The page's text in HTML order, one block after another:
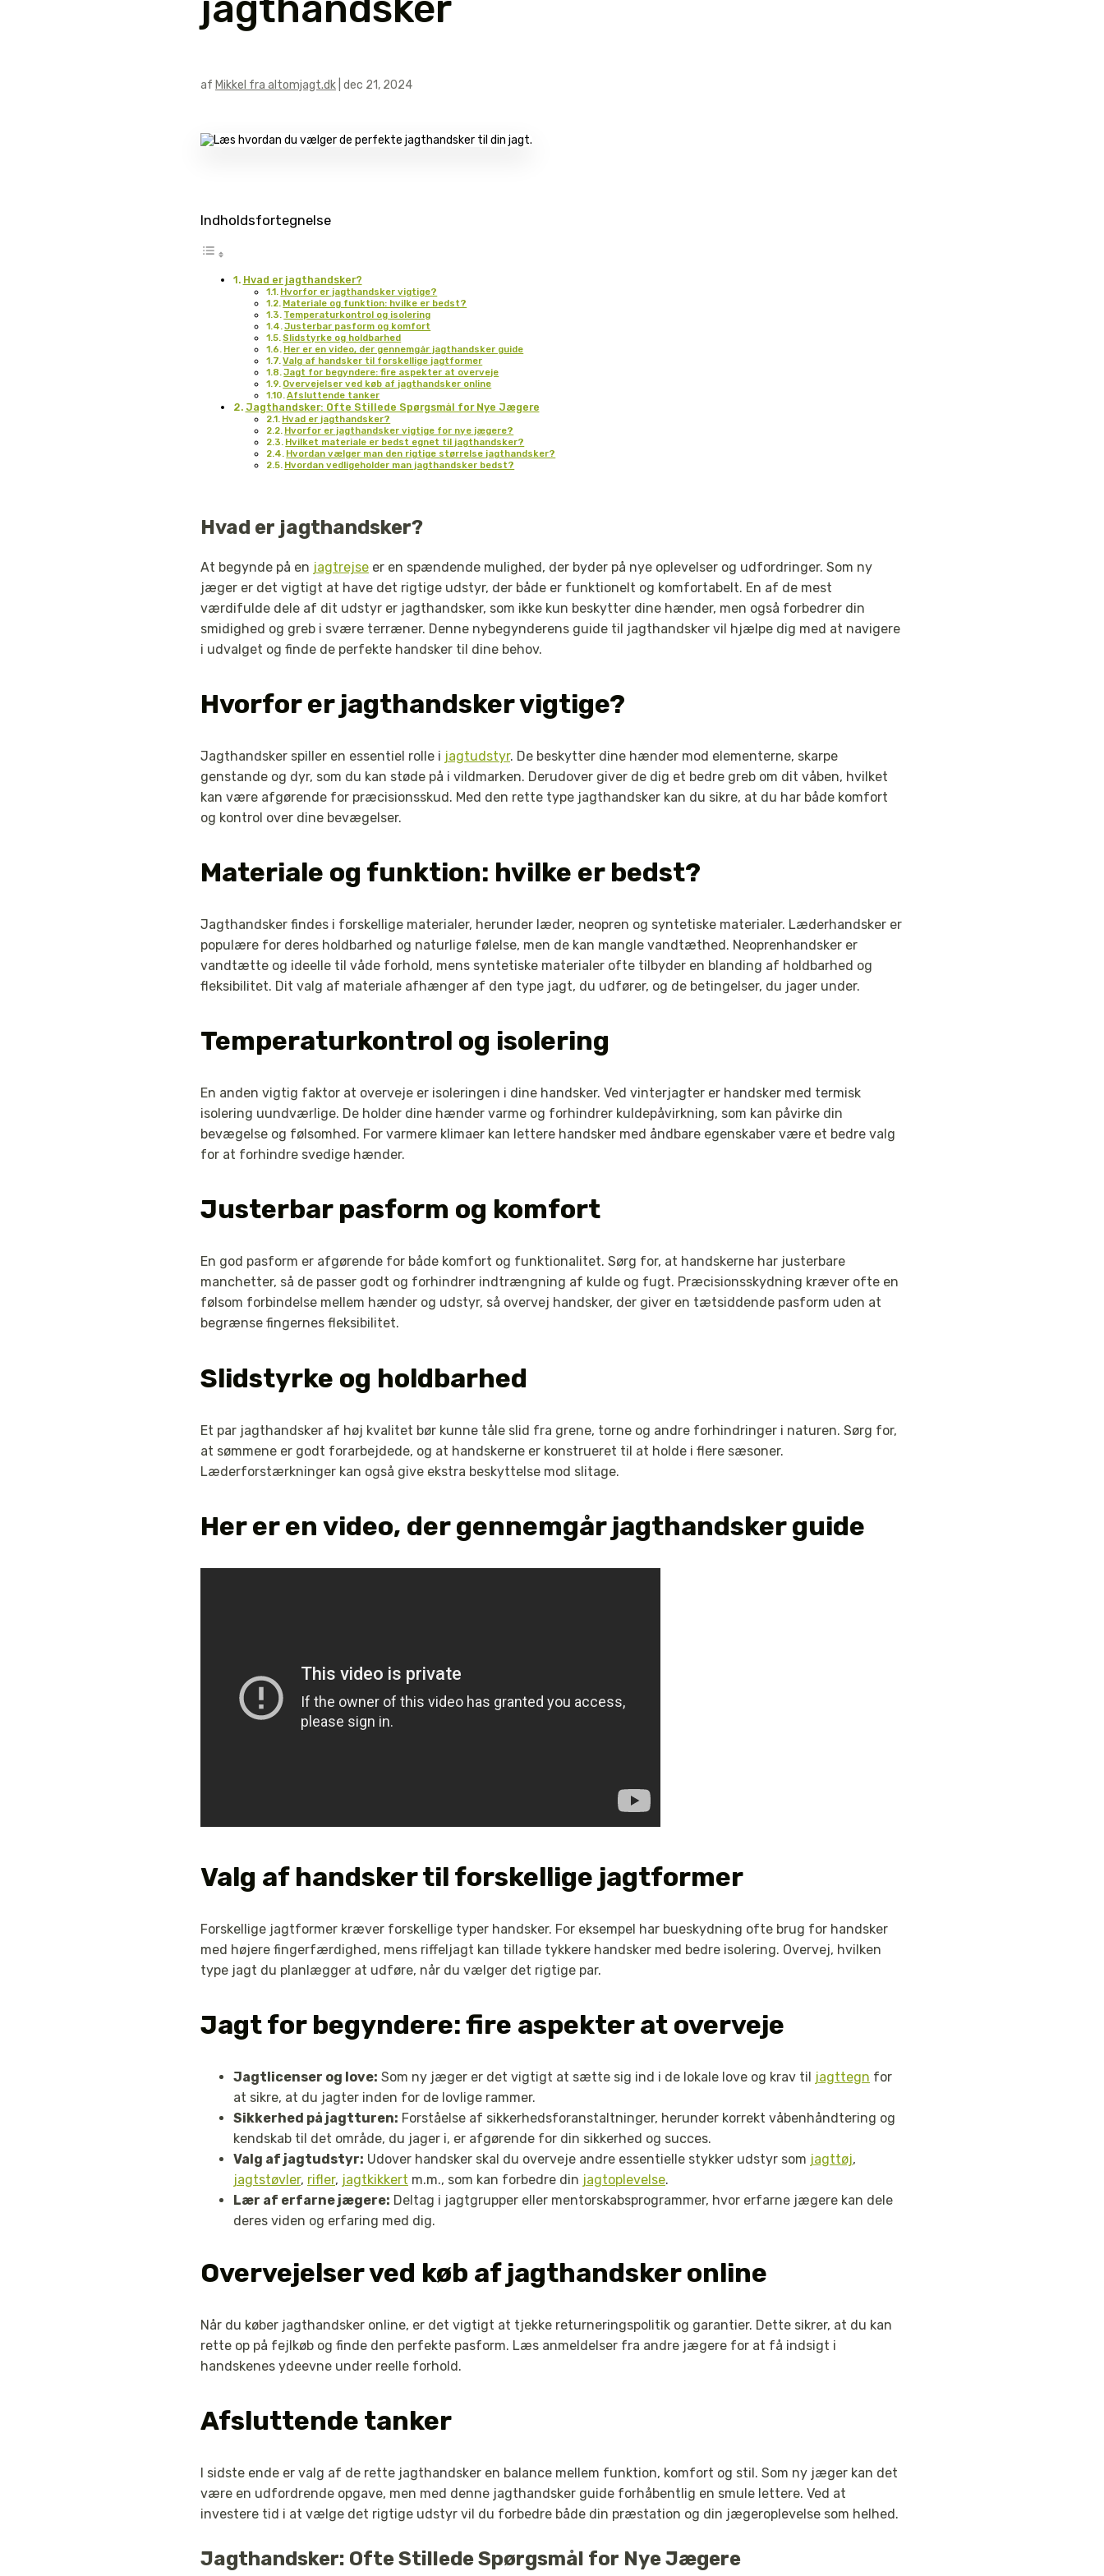
af Mikkel fra altomjagt.dk dec 21, 2024
Indholdsfortegnelse
Hvad er jagthandsker?
Hvorfor er jagthandsker vigtige?
Materiale og funktion: hvilke er bedst?
Temperaturkontrol og isolering
Justerbar pasform og komfort
Slidstyrke og holdbarhed
Her er en video, der gennemgår jagthandsker guide
Valg af handsker til forskellige jagtformer
Jagt for begyndere: fire aspekter at overveje
Overvejelser ved køb af jagthandsker online
Afsluttende tanker
Jagthandsker: Ofte Stillede Spørgsmål for Nye Jægere
Hvad er jagthandsker?
Hvorfor er jagthandsker vigtige for nye jægere?
Hvilket materiale er bedst egnet til jagthandsker?
Hvordan vælger man den rigtige størrelse jagthandsker?
Hvordan vedligeholder man jagthandsker bedst?
Hvad er jagthandsker?
At begynde på en jagtrejse er en spændende mulighed, der byder på nye oplevelser og udfordringer. Som ny
jæger er det vigtigt at have det rigtige udstyr, der både er funktionelt og komfortabelt. En af de mest
værdifulde dele af dit udstyr er jagthandsker, som ikke kun beskytter dine hænder, men også forbedrer din
smidighed og greb i svære terræner. Denne nybegynderens guide til jagthandsker vil hjælpe dig med at navigere
i udvalget og finde de perfekte handsker til dine behov.
Hvorfor er jagthandsker vigtige?
Jagthandsker spiller en essentiel rolle i jagtudstyr. De beskytter dine hænder mod elementerne, skarpe
genstande og dyr, som du kan støde på i vildmarken. Derudover giver de dig et bedre greb om dit våben, hvilket
kan være afgørende for præcisionsskud. Med den rette type jagthandsker kan du sikre, at du har både komfort
og kontrol over dine bevægelser.
Materiale og funktion: hvilke er bedst?
Jagthandsker findes i forskellige materialer, herunder læder, neopren og syntetiske materialer. Læderhandsker er
populære for deres holdbarhed og naturlige følelse, men de kan mangle vandtæthed. Neoprenhandsker er
vandtætte og ideelle til våde forhold, mens syntetiske materialer ofte tilbyder en blanding af holdbarhed og
fleksibilitet. Dit valg af materiale afhænger af den type jagt, du udfører, og de betingelser, du jager under.
Temperaturkontrol og isolering
En anden vigtig faktor at overveje er isoleringen i dine handsker. Ved vinterjagter er handsker med termisk
isolering uundværlige. De holder dine hænder varme og forhindrer kuldepåvirkning, som kan påvirke din
bevægelse og følsomhed. For varmere klimaer kan lettere handsker med åndbare egenskaber være et bedre valg
for at forhindre svedige hænder.
Justerbar pasform og komfort
En god pasform er afgørende for både komfort og funktionalitet. Sørg for, at handskerne har justerbare
manchetter, så de passer godt og forhindrer indtrængning af kulde og fugt. Præcisionsskydning kræver ofte en
følsom forbindelse mellem hænder og udstyr, så overvej handsker, der giver en tætsiddende pasform uden at
begrænse fingernes fleksibilitet.
Slidstyrke og holdbarhed
Et par jagthandsker af høj kvalitet bør kunne tåle slid fra grene, torne og andre forhindringer i naturen. Sørg for,
at sømmene er godt forarbejdede, og at handskerne er konstrueret til at holde i flere sæsoner.
Læderforstærkninger kan også give ekstra beskyttelse mod slitage.
Her er en video, der gennemgår jagthandsker guide
Valg af handsker til forskellige jagtformer
Forskellige jagtformer kræver forskellige typer handsker. For eksempel har bueskydning ofte brug for handsker
med højere fingerfærdighed, mens riffeljagt kan tillade tykkere handsker med bedre isolering. Overvej, hvilken
type jagt du planlægger at udføre, når du vælger det rigtige par.
Jagt for begyndere: fire aspekter at overveje
Jagtlicenser og love: Som ny jæger er det vigtigt at sætte sig ind i de lokale love og krav til jagttegn for
at sikre, at du jagter inden for de lovlige rammer.
Sikkerhed på jagtturen: Forståelse af sikkerhedsforanstaltninger, herunder korrekt våbenhåndtering og
kendskab til det område, du jager i, er afgørende for din sikkerhed og succes.
Valg af jagtudstyr: Udover handsker skal du overveje andre essentielle stykker udstyr som jagttøj,
jagtstøvler, rifler, jagtkikkert m.m., som kan forbedre din jagtoplevelse.
Lær af erfarne jægere: Deltag i jagtgrupper eller mentorskabsprogrammer, hvor erfarne jægere kan dele
deres viden og erfaring med dig.
Overvejelser ved køb af jagthandsker online
Når du køber jagthandsker online, er det vigtigt at tjekke returneringspolitik og garantier. Dette sikrer, at du kan
rette op på fejlkøb og finde den perfekte pasform. Læs anmeldelser fra andre jægere for at få indsigt i
handskenes ydeevne under reelle forhold.
Afsluttende tanker
I sidste ende er valg af de rette jagthandsker en balance mellem funktion, komfort og stil. Som ny jæger kan det
være en udfordrende opgave, men med denne jagthandsker guide forhåbentlig en smule lettere. Ved at
investere tid i at vælge det rigtige udstyr vil du forbedre både din præstation og din jægeroplevelse som helhed.
Jagthandsker: Ofte Stillede Spørgsmål for Nye Jægere